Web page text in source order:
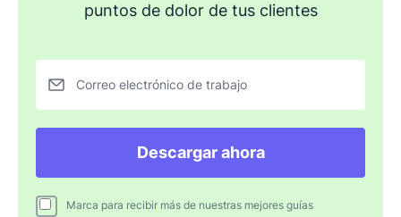
puntos de dolor de tus clientes
Correo electrónico de trabajo
Descargar ahora
Marca para recibir más de nuestras mejores guías